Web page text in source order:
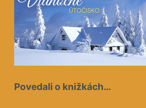
Povedali o knižkách…